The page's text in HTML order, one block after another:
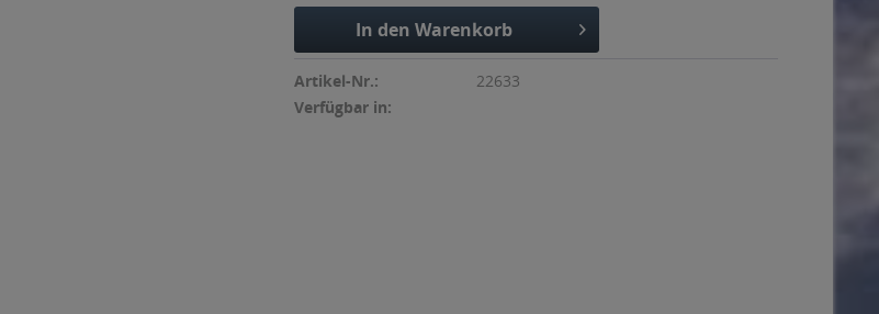
In den Warenkorb
Artikel-Nr.:
22633
Verfügbar in: